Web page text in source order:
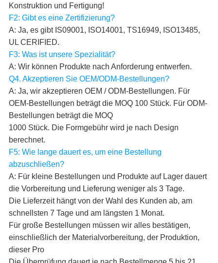
Konstruktion und Fertigung!
F2: Gibt es eine Zertifizierung?
A: Ja, es gibt IS09001, ISO14001, TS16949, ISO13485,
UL CERIFIED.
F3: Was ist unsere Spezialität?
A: Wir können Produkte nach Anforderung entwerfen.
Q4. Akzeptieren Sie OEM/ODM-Bestellungen?
A: Ja, wir akzeptieren OEM / ODM-Bestellungen. Für
OEM-Bestellungen beträgt die MOQ 100 Stück. Für ODM-
Bestellungen beträgt die MOQ
1000 Stück. Die Formgebühr wird je nach Design
berechnet.
F5: Wie lange dauert es, um eine Bestellung
abzuschließen?
A: Für kleine Bestellungen und Produkte auf Lager dauert
die Vorbereitung und Lieferung weniger als 3 Tage.
Die Lieferzeit hängt von der Wahl des Kunden ab, am
schnellsten 7 Tage und am längsten 1 Monat.
Für große Bestellungen müssen wir alles bestätigen,
einschließlich der Materialvorbereitung, der Produktion,
dieser Pro